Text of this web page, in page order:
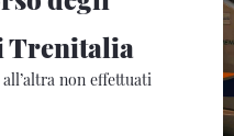
Trenitalia
non effettuati